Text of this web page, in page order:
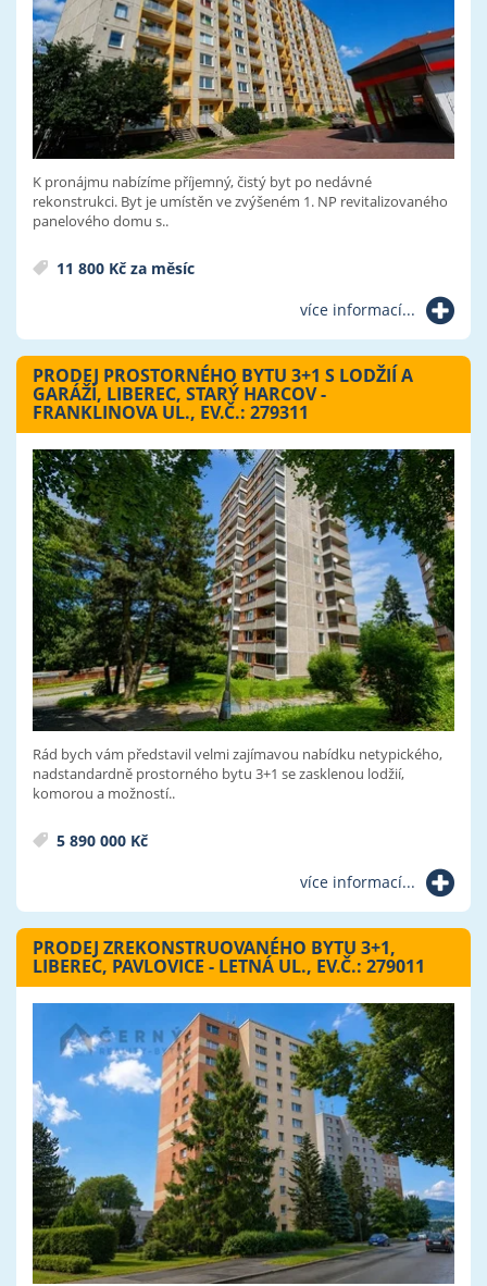
K pronájmu nabízíme příjemný, čistý byt po nedávné
rekonstrukci. Byt je umístěn ve zvýšeném 1. NP revitalizovaného
panelového domu s..
11 800 Kč za měsíc
více informací...
PRODEJ PROSTORNÉHO BYTU 3+1 S LODŽIÍ A
GARÁŽÍ, LIBEREC, STARÝ HARCOV -
FRANKLINOVA UL., EV.Č.: 279311
Rád bych vám představil velmi zajímavou nabídku netypického,
nadstandardně prostorného bytu 3+1 se zasklenou lodžií,
komorou a možností..
5 890 000 Kč
více informací...
PRODEJ ZREKONSTRUOVANÉHO BYTU 3+1,
LIBEREC, PAVLOVICE - LETNÁ UL., EV.Č.: 279011